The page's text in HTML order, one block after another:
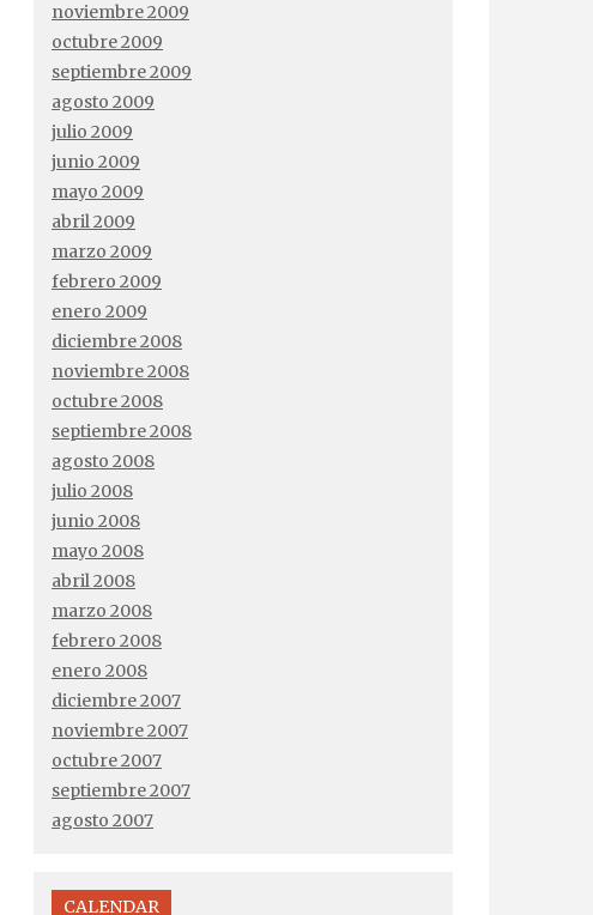
noviembre 2009
octubre 2009
septiembre 2009
agosto 2009
julio 2009
junio 2009
mayo 2009
abril 2009
marzo 2009
febrero 2009
enero 2009
diciembre 2008
noviembre 2008
octubre 2008
septiembre 2008
agosto 2008
julio 2008
junio 2008
mayo 2008
abril 2008
marzo 2008
febrero 2008
enero 2008
diciembre 2007
noviembre 2007
octubre 2007
septiembre 2007
agosto 2007
CALENDAR